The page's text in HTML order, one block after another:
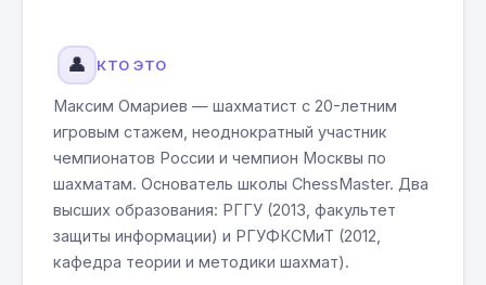
👤 КТО ЭТО
Максим Омариев — шахматист с 20-летним
игровым стажем, неоднократный участник
чемпионатов России и чемпион Москвы по
шахматам. Основатель школы ChessMaster. Два
высших образования: РГГУ (2013, факультет
защиты информации) и РГУФКСМиТ (2012,
кафедра теории и методики шахмат).